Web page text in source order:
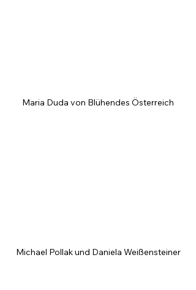
Maria Duda von Blühendes Österreich
Michael Pollak und Daniela Weißensteiner